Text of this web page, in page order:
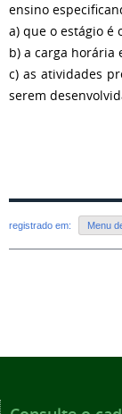
ensino
a) que o estágio é
b) a carga horária
c) as atividades
serem
registrado em: Menu